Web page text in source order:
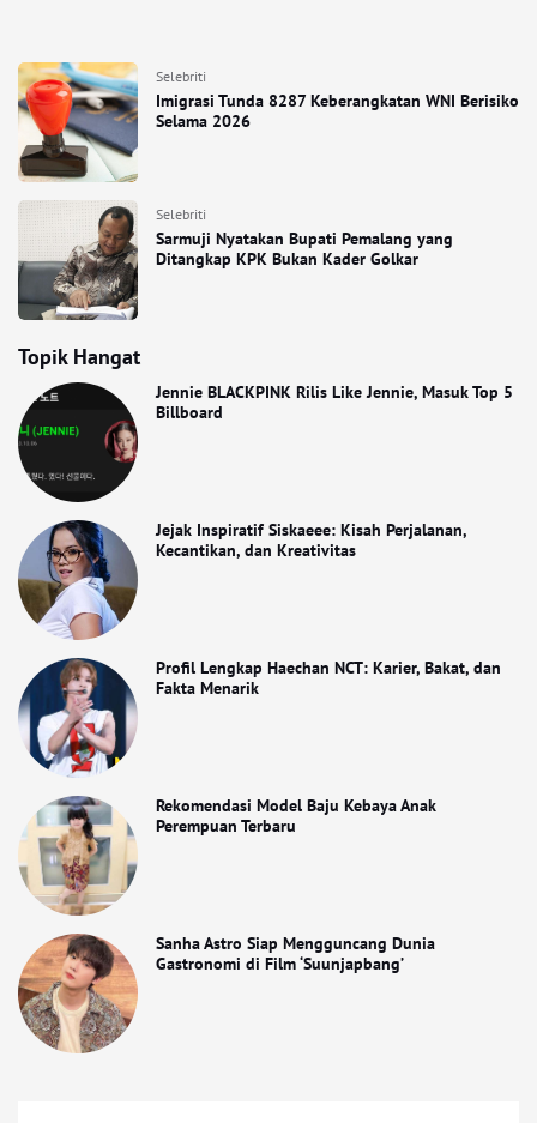
Selebriti
Imigrasi Tunda 8287 Keberangkatan WNI Berisiko
Selama 2026
Selebriti
Sarmuji Nyatakan Bupati Pemalang yang
Ditangkap KPK Bukan Kader Golkar
Topik Hangat
Jennie BLACKPINK Rilis Like Jennie, Masuk Top 5
Billboard
Jejak Inspiratif Siskaeee: Kisah Perjalanan,
Kecantikan, dan Kreativitas
Profil Lengkap Haechan NCT: Karier, Bakat, dan
Fakta Menarik
Rekomendasi Model Baju Kebaya Anak
Perempuan Terbaru
Sanha Astro Siap Mengguncang Dunia
Gastronomi di Film ‘Suunjapbang’